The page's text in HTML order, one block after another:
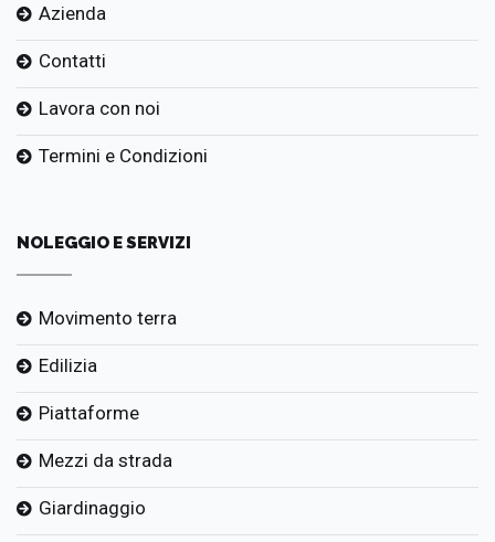
Azienda
Contatti
Lavora con noi
Termini e Condizioni
NOLEGGIO E SERVIZI
Movimento terra
Edilizia
Piattaforme
Mezzi da strada
Giardinaggio